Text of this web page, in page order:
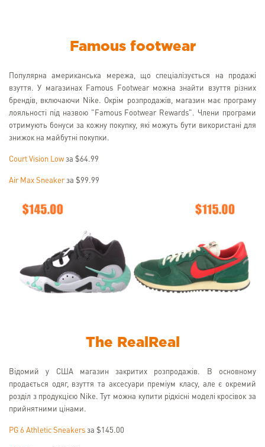
Famous footwear
Популярна американська мережа, що спеціалізується на продажі
взуття. У магазинах Famous Footwear можна знайти взуття різних
брендів, включаючи Nike. Окрім розпродажів, магазин має програму
лояльності під назвою "Famous Footwear Rewards". Члени програми
отримують бонуси за кожну покупку, які можуть бути використані для
знижок на майбутні покупки.
Court Vision Lowза $64.99
Air Max Sneakerза $99.99
The RealReal
Відомий у США магазин закритих розпродажів. В основному
продається одяг, взуття та аксесуари преміум класу, але є окремий
розділ з продукцією Nike. Тут можна купити рідкісні моделі кросівок за
прийнятними цінами.
PG 6 Athletic Sneakers за $145.00